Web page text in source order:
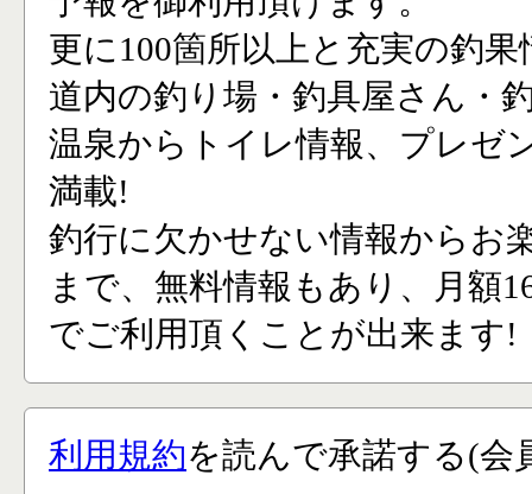
更に100箇所以上と充実の釣果
道内の釣り場・釣具屋さん・
温泉からトイレ情報、プレゼ
満載!
釣行に欠かせない情報からお
まで、無料情報もあり、月額
でご利用頂くことが出来ます!
利用規約を読んで承諾する(会